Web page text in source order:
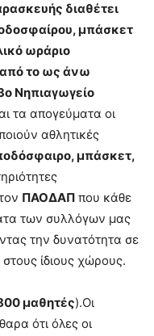
διαθέτει
μπάσκετ
ωράριο
από το ως άνω
Νηπιαγωγείο
τα απογεύματα οι
αθλητικές
μπάσκετ,
ΠΑΟΔΑΠ που κάθε
των συλλόγων μας
την δυνατότητα σε
ίδιους χώρους.
μαθητές).Οι
ότι όλες οι